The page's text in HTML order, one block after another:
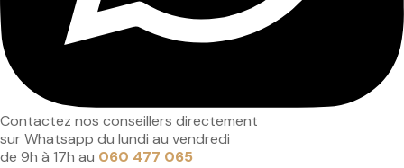
Contactez nos conseillers directement
sur Whatsapp du lundi au vendredi
de 9h à 17h au 060 477 065